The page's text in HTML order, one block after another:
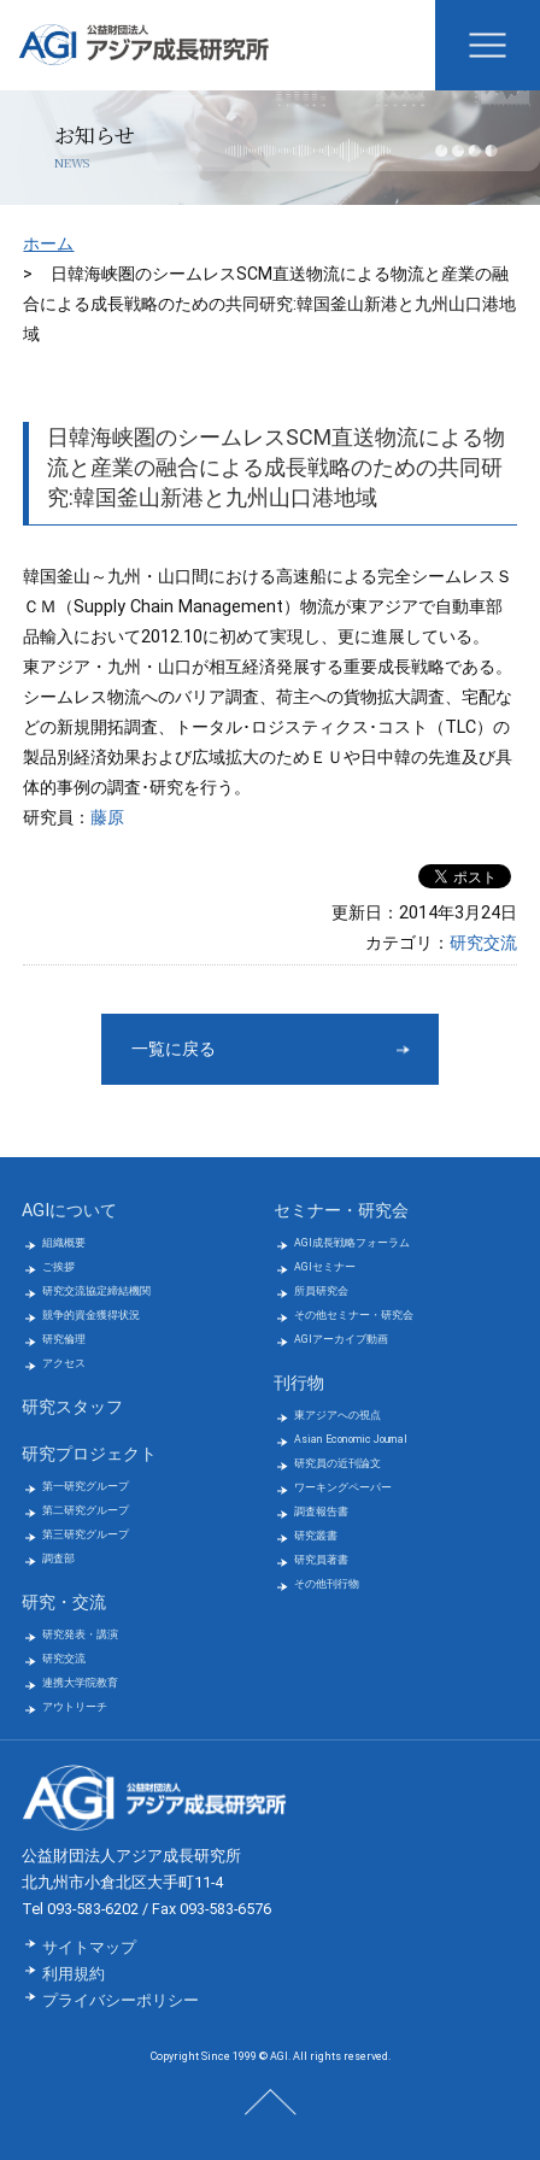
お知らせ
NEWS
ホーム
日韓海峡圏のシームレスSCM直送物流による物流と産業の融
合による成長戦略のための共同研究:韓国釜山新港と九州山口港地
域
日韓海峡圏のシームレスSCM直送物流による物
流と産業の融合による成長戦略のための共同研
究:韓国釜山新港と九州山口港地域
韓国釜山～九州・山口間における高速船による完全シームレスＳ
ＣＭ（Supply Chain Management）物流が東アジアで自動車部
品輸入において2012.10に初めて実現し、更に進展している。
東アジア・九州・山口が相互経済発展する重要成長戦略である。
シームレス物流へのバリア調査、荷主への貨物拡大調査、宅配な
どの新規開拓調査、トータル･ロジスティクス･コスト（TLC）の
製品別経済効果および広域拡大のためＥＵや日中韓の先進及び具
体的事例の調査･研究を行う。
研究員：藤原
更新日：2014年3月24日
カテゴリ： 研究交流
一覧に戻る
AGIについて
組織概要
ご挨拶
研究交流協定締結機関
競争的資金獲得状況
研究倫理
アクセス
研究スタッフ
研究プロジェクト
第一研究グループ
第二研究グループ
第三研究グループ
調査部
研究・交流
研究発表・講演
研究交流
連携大学院教育
アウトリーチ
セミナー・研究会
AGI成長戦略フォーラム
AGIセミナー
所員研究会
その他セミナー・研究会
AGIアーカイブ動画
刊行物
東アジアへの視点
Asian Economic Journal
研究員の近刊論文
ワーキングペーパー
調査報告書
研究叢書
研究員著書
その他刊行物
公益財団法人アジア成長研究所
北九州市小倉北区大手町11-4
Tel 093-583-6202 / Fax 093-583-6576
サイトマップ
利用規約
プライバシーポリシー
Copyright Since 1999 © AGI. All rights reserved.